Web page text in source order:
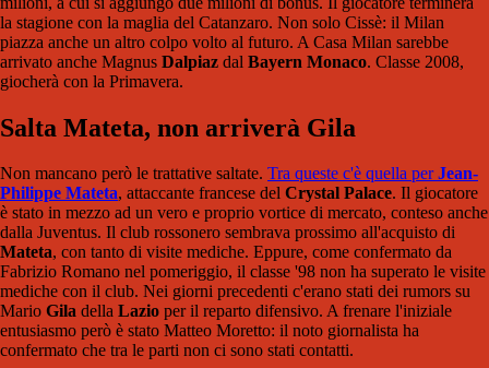
la stagione con la maglia del Catanzaro. Non solo Cissè: il Milan
piazza anche un altro colpo volto al futuro. A Casa Milan sarebbe
arrivato anche Magnus Dalpiaz dal Bayern Monaco. Classe 2008,
giocherà con la Primavera.
Salta Mateta, non arriverà Gila
Non mancano però le trattative saltate. Tra queste c'è quella perJean-
Philippe Mateta, attaccante francese del Crystal Palace. Il giocatore
è stato in mezzo ad un vero e proprio vortice di mercato, conteso anche
dalla Juventus. Il club rossonero sembrava prossimo all'acquisto di
Mateta, con tanto di visite mediche. Eppure, come confermato da
Fabrizio Romano nel pomeriggio, il classe '98 non ha superato le visite
mediche con il club. Nei giorni precedenti c'erano stati dei rumors su
Mario Gila della Lazio per il reparto difensivo. A frenare l'iniziale
entusiasmo però è stato Matteo Moretto: il noto giornalista ha
confermato che tra le parti non ci sono stati contatti.